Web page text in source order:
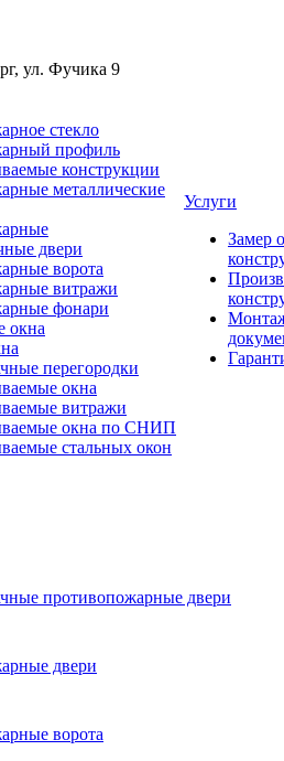
ул. Фучика 9
стекло
профиль
конструкции
металлические
двери
ворота
витражи
фонари
окна
перегородки
окна
витражи
окна по СНИП
стальных окон
Услуги
Замер
противопожарные двери
двери
ворота